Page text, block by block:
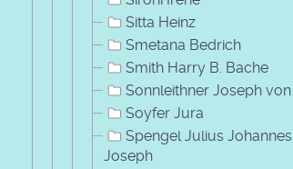
Sitta Heinz
Smetana Bedrich
Smith Harry B. Bache
Sonnleithner Joseph von
Soyfer Jura
Spengel Julius Johannes
Joseph